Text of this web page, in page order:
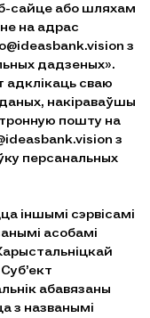
сайце або шляхам
на адрас
з
дадзеных».
сваю
накіраваўшы
пошту на
з
персанальных
іншымі сэрвісамі
асобамі
абавязаны
​​з названымі